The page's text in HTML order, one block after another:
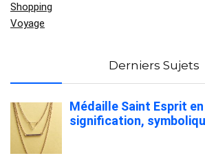
Shopping
Voyage
Derniers Sujets
Médaille Saint Esprit
signification,